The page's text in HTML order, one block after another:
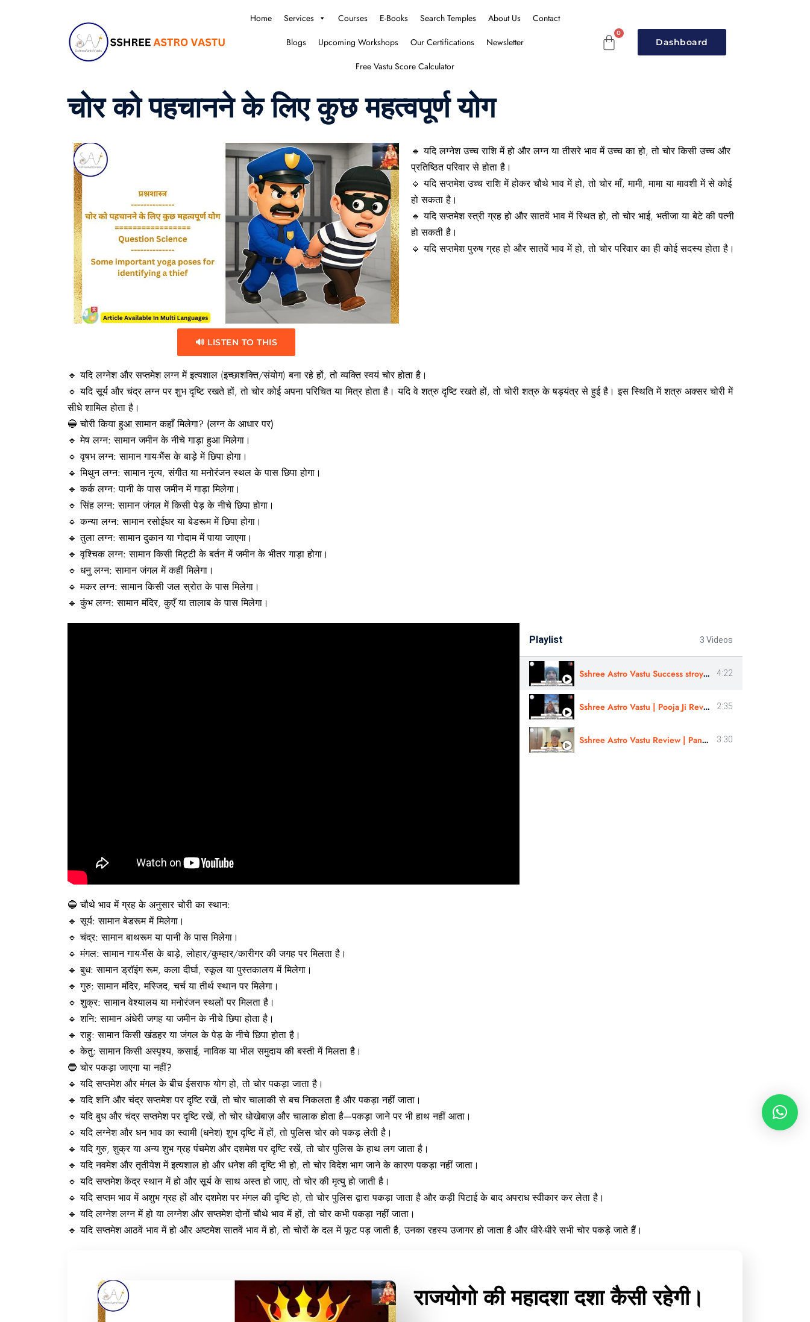
Home Services Courses E-Books Search Temples About Us
Contact
Blogs
Upcoming Workshops Our Certifications
Newsletter
Free Vastu Score Calculator
Dashboard
चोर को पहचानने के लिए कुछ महत्वपूर्ण योग
🔊 LISTEN TO THIS
🔹 यदि लग्नेश उच्च राशि में हो और लग्न या तीसरे भाव में उच्च का हो, तो चोर किसी उच्च और
प्रतिष्ठित परिवार से होता है।
🔹 यदि सप्तमेश उच्च राशि में होकर चौथे भाव में हो, तो चोर माँ, मामी, मामा या मावशी में से कोई
हो सकता है।
🔹 यदि सप्तमेश स्त्री ग्रह हो और सातवें भाव में स्थित हो, तो चोर भाई, भतीजा या बेटे की पत्नी
हो सकती है।
🔹 यदि सप्तमेश पुरुष ग्रह हो और सातवें भाव में हो, तो चोर परिवार का ही कोई सदस्य होता है।
🔹 यदि लग्नेश और सप्तमेश लग्न में इत्यशाल (इच्छाशक्ति/संयोग) बना रहे हों, तो व्यक्ति स्वयं चोर होता है।
🔹 यदि सूर्य और चंद्र लग्न पर शुभ दृष्टि रखते हों, तो चोर कोई अपना परिचित या मित्र होता है। यदि वे शत्रु दृष्टि रखते हों, तो चोरी शत्रु के षड्यंत्र से हुई है। इस स्थिति में शत्रु अक्सर चोरी में
सीधे शामिल होता है।
🔵चोरीकियाहुआसामानकहाँमिलेगा? (लग्नकेआधारपर)
🔹मेषलग्न: सामान जमीन के नीचे गाड़ा हुआ मिलेगा।
🔹वृषभलग्न: सामान गाय-भैंस के बाड़े में छिपा होगा।
🔹मिथुनलग्न: सामान नृत्य, संगीत या मनोरंजन स्थल के पास छिपा होगा।
🔹कर्कलग्न: पानी के पास जमीन में गाड़ा मिलेगा।
🔹सिंहलग्न: सामान जंगल में किसी पेड़ के नीचे छिपा होगा।
🔹कन्यालग्न: सामान रसोईघर या बेडरूम में छिपा होगा।
🔹तुलालग्न: सामान दुकान या गोदाम में पाया जाएगा।
🔹वृश्चिकलग्न: सामान किसी मिट्टी के बर्तन में जमीन के भीतर गाड़ा होगा।
🔹 धनुलग्न: सामान जंगल में कहीं मिलेगा।
🔹मकरलग्न: सामान किसी जल स्रोत के पास मिलेगा।
🔹कुंभलग्न: सामान मंदिर, कुएँ या तालाब के पास मिलेगा।
Playlist 3 Videos
Sshree Astro Vastu Success stroy review In Hindi - Astro Harshit Ji 4:22
Sshree Astro Vastu | Pooja Ji Review | Numerology Course In Gujrati 2:35
Sshree Astro Vastu Review | Panchang Rahasyam Review | Astro - Pooja Ji Review | Hindi 3:30
🔵चौथे भावमेंग्रहकेअनुसारचोरीकास्थान:
🔹सूर्य: सामान बेडरूम में मिलेगा।
🔹चंद्र: सामान बाथरूम या पानी के पास मिलेगा।
🔹मंगल: सामान गाय-भैंस के बाड़े, लोहार/कुम्हार/कारीगर की जगह पर मिलता है।
🔹बुध: सामान ड्रॉइंग रूम, कला दीर्घा, स्कूल या पुस्तकालय में मिलेगा।
🔹गुरु: सामान मंदिर, मस्जिद, चर्च या तीर्थ स्थान पर मिलेगा।
🔹शुक्र: सामान वेश्यालय या मनोरंजन स्थलों पर मिलता है।
🔹शनि: सामान अंधेरी जगह या जमीन के नीचे छिपा होता है।
🔹राहु: सामान किसी खंडहर या जंगल के पेड़ के नीचे छिपा होता है।
🔹केतु: सामान किसी अस्पृश्य, कसाई, नाविक या भील समुदाय की बस्ती में मिलता है।
🔵चोरपकड़ाजाएगायानहीं?
🔹 यदि सप्तमेश और मंगल के बीच ईसराफ योग हो, तो चोर पकड़ा जाता है।
🔹 यदि शनि और चंद्र सप्तमेश पर दृष्टि रखें, तो चोर चालाकी से बच निकलता है और पकड़ा नहीं जाता।
🔹 यदि बुध और चंद्र सप्तमेश पर दृष्टि रखें, तो चोर धोखेबाज़ और चालाक होता है—पकड़ा जाने पर भी हाथ नहीं आता।
🔹 यदि लग्नेश और धन भाव का स्वामी (धनेश) शुभ दृष्टि में हों, तो पुलिस चोर को पकड़ लेती है।
🔹 यदि गुरु, शुक्र या अन्य शुभ ग्रह पंचमेश और दशमेश पर दृष्टि रखें, तो चोर पुलिस के हाथ लग जाता है।
🔹 यदि नवमेश और तृतीयेश में इत्यशाल हो और धनेश की दृष्टि भी हो, तो चोर विदेश भाग जाने के कारण पकड़ा नहीं जाता।
🔹 यदि सप्तमेश केंद्र स्थान में हो और सूर्य के साथ अस्त हो जाए, तो चोर की मृत्यु हो जाती है।
🔹 यदि सप्तम भाव में अशुभ ग्रह हों और दशमेश पर मंगल की दृष्टि हो, तो चोर पुलिस द्वारा पकड़ा जाता है और कड़ी पिटाई के बाद अपराध स्वीकार कर लेता है।
🔹 यदि लग्नेश लग्न में हो या लग्नेश और सप्तमेश दोनों चौथे भाव में हों, तो चोर कभी पकड़ा नहीं जाता।
🔹 यदि सप्तमेश आठवें भाव में हो और अष्टमेश सातवें भाव में हो, तो चोरों के दल में फूट पड़ जाती है, उनका रहस्य उजागर हो जाता है और धीरे-धीरे सभी चोर पकड़े जाते हैं।
राजयोगो की महादशा दशा कैसी रहेगी।